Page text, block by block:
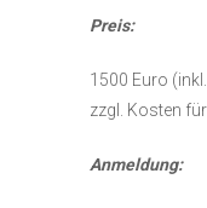
Preis:
1500 Euro
zzgl. Kosten
Anmeldung: